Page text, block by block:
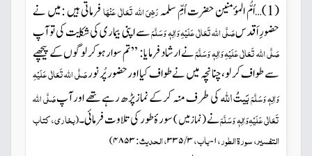
(1)
…اُمُّ المؤمنین حضرت اُمِّ سلمہرَضِیَ اللہ تَعَالٰی عَنْہَافرماتی ہیں :میں نے
حضورِ اَقدسصَلَّی اللہ تَعَالٰی عَلَیْہِوَاٰلِہٖ وَسَلَّمَسے اپنی بیماری کی شکایت کی تو آپ
صَلَّی اللہ تَعَالٰی عَلَیْہِوَاٰلِہٖ وَسَلَّمَنے ارشاد فرمایا:’’تم سوار ہوکر لوگوں کے پیچھے
سے طواف کر لو،چنانچہ میں نے طواف کیا اورحضور پُر نورصَلَّی اللہ تَعَالٰی عَلَیْہِ
وَاٰلِہٖ وَسَلَّمَبَیتُاللہکی طرف منہ کر کے نماز پڑھ رہے تھے اور آپصَلَّی اللہ
تَعَالٰی عَلَیْہِوَاٰلِہٖ وَسَلَّمَنے(نماز میں )سورۂ طور کی تلاوت فرمائی۔(بخاری، کتاب
التفسیر، سورۃ الطور،۱- باب،۳ / ۳۳۵ ، الحدیث:۴۸۵۳)